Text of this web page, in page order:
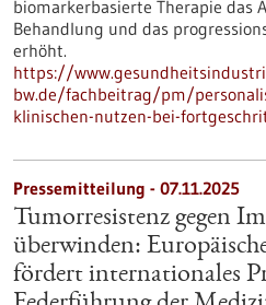
biomarkerbasierte Therapie das
Behandlung und das
erhöht.
https://
bw.de/fachbeitrag/pm/
klinischen-nutzen-bei-
Pressemitteilung - 07.11.2025
Tumorresistenz gegen
überwinden:
fördert internationales